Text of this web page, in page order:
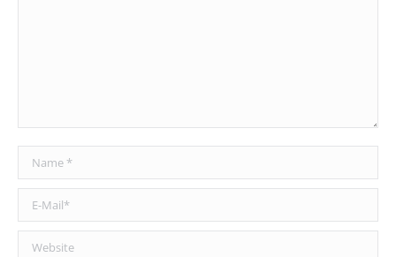
Name *
E-Mail *
Website